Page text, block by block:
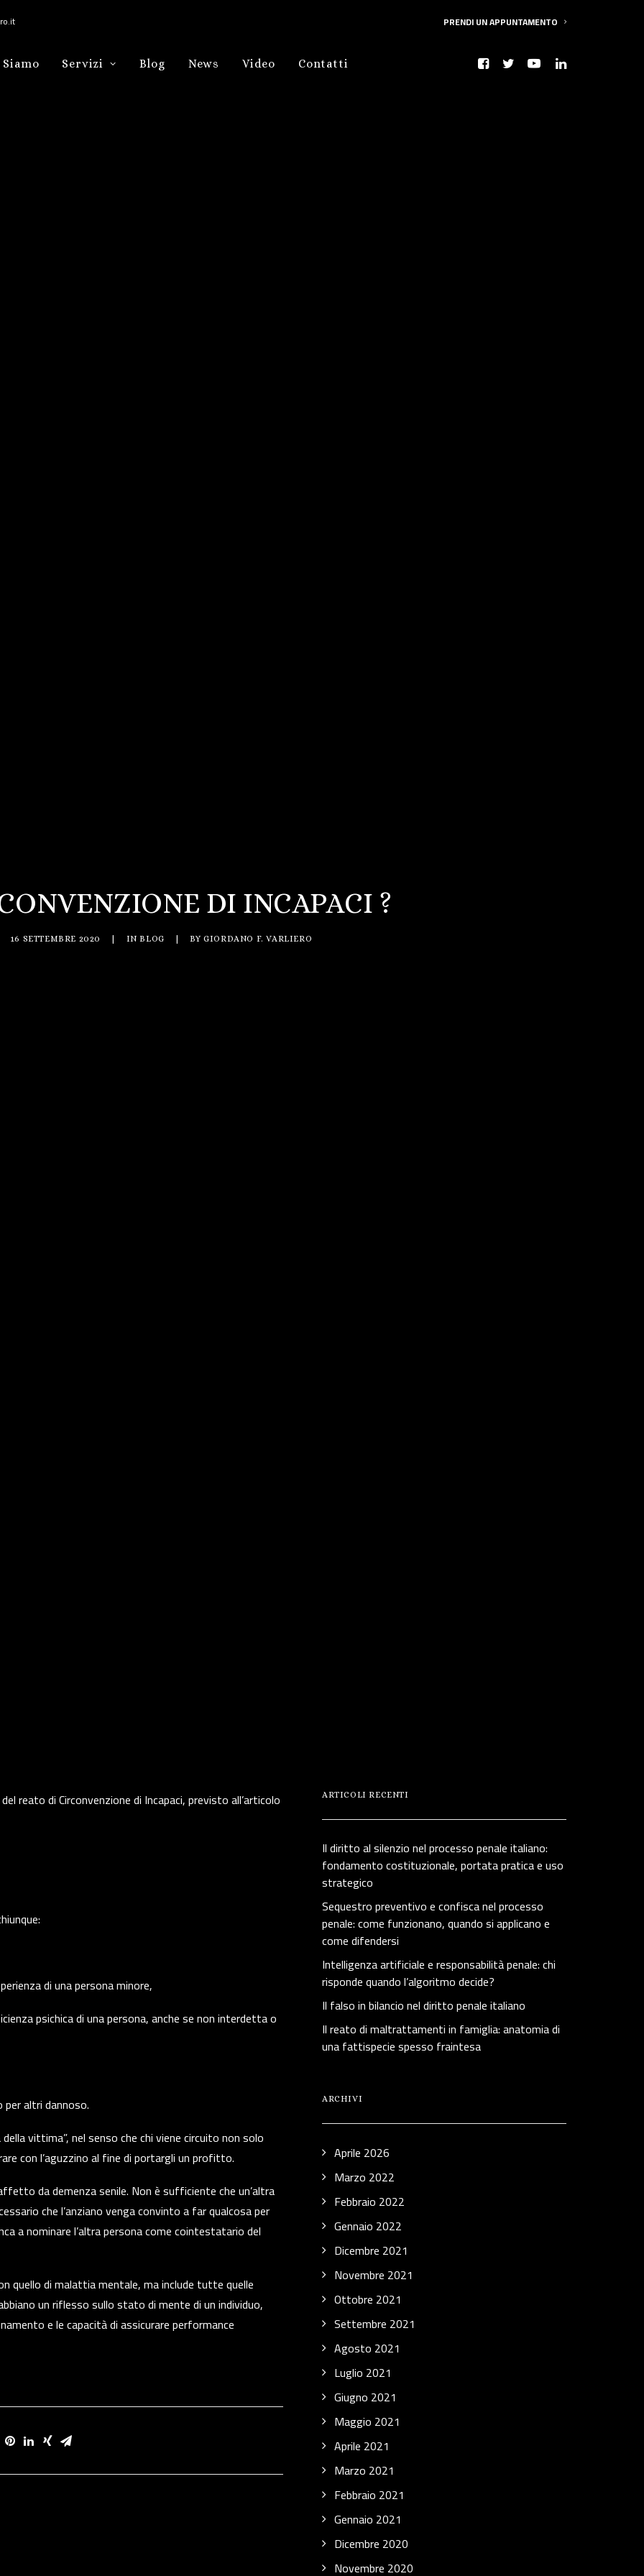
PRENDI UN APPUNTAMENTO
Siamo Servizi Blog News Video Contatti
DI INCAPACI ?
16 SETTEMBRE 2020 INBLOG BYGIORDANO F. VARLIERO
reato di Circonvenzione di Incapaci, previsto all’articolo
di una persona minore,
psichica di una persona, anche se non interdetta o
altri dannoso.
vittima”, nel senso che chi viene circuito non solo
con l’aguzzino al fine di portargli un profitto.
da demenza senile. Non è sufficiente che un’altra
che l’anziano venga convinto a far qualcosa per
a nominare l’altra persona come cointestatario del
quello di malattia mentale, ma include tutte quelle
un riflesso sullo stato di mente di un individuo,
e le capacità di assicurare performan­ce
ARTICOLI RECENTI
Il diritto al silenzio nel processo penale italiano:
fondamento costituzionale, portata pratica e uso
strategico
Sequestro preventivo e confisca nel processo
penale: come funzionano, quando si applicano e
come difendersi
Intelligenza artificiale e responsabilità penale: chi
risponde quando l’algoritmo decide?
Il falso in bilancio nel diritto penale italiano
Il reato di maltrattamenti in famiglia: anatomia di
una fattispecie spesso fraintesa
ARCHIVI
Aprile 2026
Marzo 2022
Febbraio 2022
Gennaio 2022
Dicembre 2021
Novembre 2021
Ottobre 2021
Settembre 2021
Agosto 2021
Luglio 2021
Giugno 2021
Maggio 2021
Aprile 2021
Marzo 2021
Febbraio 2021
Gennaio 2021
Dicembre 2020
Novembre 2020